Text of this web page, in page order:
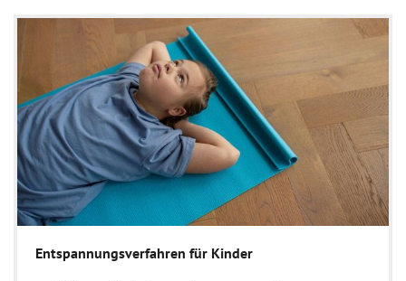
Entspannungsverfahren für Kinder